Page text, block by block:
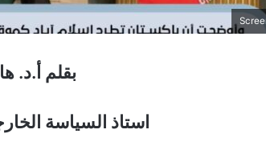
بقلم أ.د.
استاذ السياسة